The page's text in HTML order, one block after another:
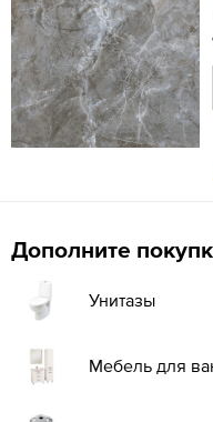
Дополните
Унитазы
Мебель для